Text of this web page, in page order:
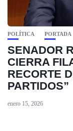
POLÍTICA PORTADA
SENADOR
CIERRA
RECORTE
PARTIDOS”
enero 15, 2026